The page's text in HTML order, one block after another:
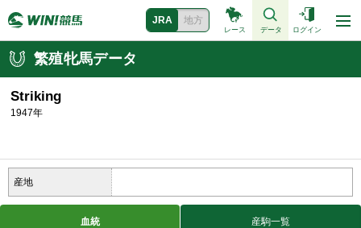
JRA 地方
レース データ ログイン
繁殖牝馬データ
Striking
1947年
産地
血統 産駒一覧